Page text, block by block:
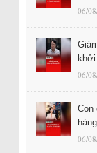
06/
06/
Con
06/